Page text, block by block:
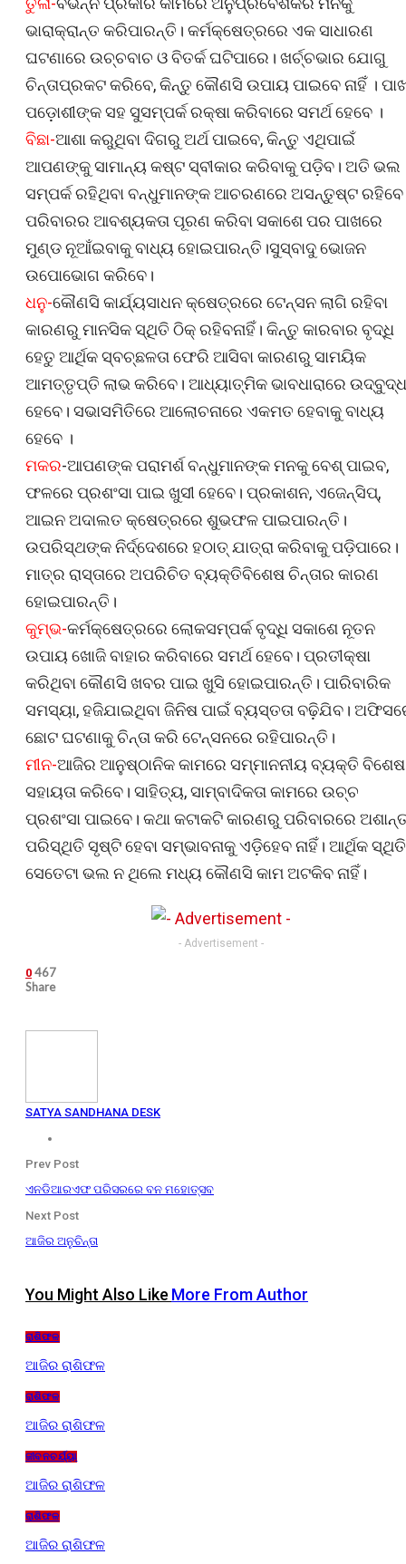
ଭାରାକ୍ରାନ୍ତ କରିପାରନ୍ତି। କର୍ମକ୍ଷେତ୍ରରେ ଏକ ସାଧାରଣ
ଘଟଣାରେ ଉଚ୍ଚବାଚ ଓ ବିତର୍କ ଘଟିପାରେ। ଖର୍ଚ୍ଚଭାର ଯୋଗୁ
ଚିନ୍ତାପ୍ରକଟ କରିବେ, କିନ୍ତୁ କୌଣସି ଉପାୟ ପାଇବେ ନାହିଁ ।
ପଡ଼ୋଶୀଙ୍କ ସହ ସୁସମ୍ପର୍କ ରକ୍ଷା କରିବାରେ ସମର୍ଥ ହେବେ ।
ବିଛା-ଆଶା କରୁଥିବା ଦିଗରୁ ଅର୍ଥ ପାଇବେ, କିନ୍ତୁ ଏଥିପାଇଁ
ଆପଣଙ୍କୁ ସାମାନ୍ୟ କଷ୍ଟ ସ୍ବୀକାର କରିବାକୁ ପଡ଼ିବ। ଅତି ଭଲ
ସମ୍ପର୍କ ରହିଥିବା ବନ୍ଧୁମାନଙ୍କ ଆଚରଣରେ ଅସନ୍ତୁଷ୍ଟ
ପରିବାରର ଆବଶ୍ୟକତା ପୂରଣ କରିବା ସକାଶେ ପର ପାଖରେ
ମୁଣ୍ଡ ନୂଆଁଇବାକୁ ବାଧ୍ୟ ହୋଇପାରନ୍ତି।ସୁସ୍ବାଦୁ ଭୋଜନ
ଉପୋଭୋଗ କରିବେ।
ଧନୁ-କୌଣସି କାର୍ଯ୍ୟସାଧନ କ୍ଷେତ୍ରରେ ଟେନ୍‌ସନ ଲାଗି ରହିବା
କାରଣରୁ ମାନସିକ ସ୍ଥିତି ଠିକ୍‌ ରହିବନାହିଁ। କିନ୍ତୁ କାରବାର ବୃଦ୍ଧି
ହେତୁ ଆର୍ଥିକ ସ୍ବଚ୍ଛଳତା ଫେରି ଆସିବା କାରଣରୁ ସାମୟିକ
ଆମତ୍ତୃପ୍ତି ଲାଭ କରିବେ। ଆଧ୍ୟାତ୍ମିକ ଭାବଧାରାରେ ଉଦ୍‌ବୁଦ୍ଧ
ହେବେ। ସଭାସମିତିରେ ଆଲୋଚନାରେ ଏକମତ ହେବାକୁ ବାଧ୍ୟ
ହେବେ ।
ମକର-ଆପଣଙ୍କ ପରାମର୍ଶ ବନ୍ଧୁମାନଙ୍କ ମନକୁ ବେଶ୍‌ ପାଇବ,
ଫଳରେ ପ୍ରଶଂସା ପାଇ ଖୁସୀ ହେବେ। ପ୍ରକାଶନ, ଏଜେନ୍ସିପ୍‌,
ଆଇନ ଅଦାଲତ କ୍ଷେତ୍ରରେ ଶୁଭଫଳ ପାଇପାରନ୍ତି।
ଉପରିସ୍ଥଙ୍କ ନିର୍ଦ୍ଦେଶରେ ହଠାତ୍‌ ଯାତ୍ରା କରିବାକୁ ପଡ଼ିପାରେ।
ମାତ୍ର ରାସ୍ତାରେ ଅପରିଚିତ ବ୍ୟକ୍ତିବିଶେଷ ଚିନ୍ତାର କାରଣ
ହୋଇପାରନ୍ତି।
କୁମ୍ଭ-କର୍ମକ୍ଷେତ୍ରରେ ଲୋକସମ୍ପର୍କ ବୃଦ୍ଧି ସକାଶେ ନୂତନ
ଉପାୟ ଖୋଜି ବାହାର କରିବାରେ ସମର୍ଥ ହେବେ। ପ୍ରତୀକ୍ଷା
କରିଥିବା କୌଣସି ଖବର ପାଇ ଖୁସି ହୋଇପାରନ୍ତି। ପାରିବାରିକ
ସମସ୍ୟା, ହଜିଯାଇଥିବା ଜିନିଷ ପାଇଁ ବ୍ୟସ୍ତତା ବଢ଼ିଯିବ।
ଛୋଟ ଘଟଣାକୁ ଚିନ୍ତା କରି ଟେନ୍‌ସନରେ ରହିପାରନ୍ତି।
ମୀନ-ଆଜିର ଆନୁଷ୍ଠାନିକ କାମରେ ସମ୍ମାନନୀୟ ବ୍ୟକ୍ତି ବିଶେଷ
ସହାୟତା କରିବେ। ସାହିତ୍ୟ, ସାମ୍ବାଦିକତା କାମରେ ଉଚ୍ଚ
ପ୍ରଶଂସା ପାଇବେ। କଥା କଟାକଟି କାରଣରୁ ପରିବାରରେ
ପରିସ୍ଥିତି ସୃଷ୍ଟି ହେବା ସମ୍ଭାବନାକୁ ଏଡ଼ିହେବ ନାହିଁ। ଆର୍ଥିକ ସ୍ଥିତି
ସେତେଟା ଭଲ ନ ଥିଲେ ମଧ୍ୟ କୌଣସି କାମ ଅଟକିବ ନାହିଁ।
- Advertisement -
0 467
Share
SATYA SANDHANA DESK
Prev Post
ଏନଡିଆରଏଫ ପରିସରରେ ବନ ମହୋତ୍ସବ
Next Post
ଆଜିର ଅନୁଚିନ୍ତା
You Might Also Like More From Author
ରାଶିଫଳ
ଆଜିର ରାଶିଫଳ
ରାଶିଫଳ
ଆଜିର ରାଶିଫଳ
ଜୀବନଚର୍ଯ୍ୟା
ଆଜିର ରାଶିଫଳ
ରାଶିଫଳ
ଆଜିର ରାଶିଫଳ